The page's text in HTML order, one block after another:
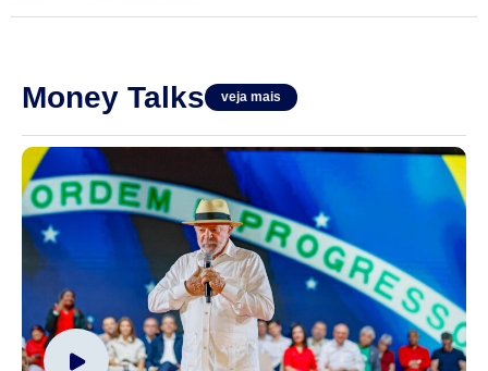
Money Talks veja mais